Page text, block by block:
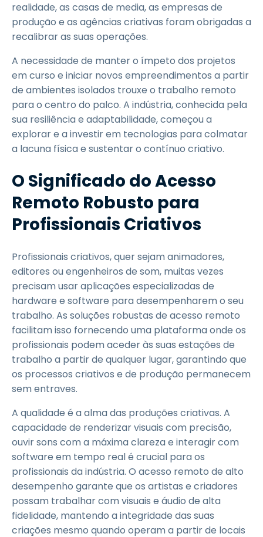
realidade, as casas de media, as empresas de
produção e as agências criativas foram obrigadas a
recalibrar as suas operações.
A necessidade de manter o ímpeto dos projetos
em curso e iniciar novos empreendimentos a partir
de ambientes isolados trouxe o trabalho remoto
para o centro do palco. A indústria, conhecida pela
sua resiliência e adaptabilidade, começou a
explorar e a investir em tecnologias para colmatar
a lacuna física e sustentar o contínuo criativo.
O Significado do Acesso
Remoto Robusto para
Profissionais Criativos
Profissionais criativos, quer sejam animadores,
editores ou engenheiros de som, muitas vezes
precisam usar aplicações especializadas de
hardware e software para desempenharem o seu
trabalho. As soluções robustas de acesso remoto
facilitam isso fornecendo uma plataforma onde os
profissionais podem aceder às suas estações de
trabalho a partir de qualquer lugar, garantindo que
os processos criativos e de produção permanecem
sem entraves.
A qualidade é a alma das produções criativas. A
capacidade de renderizar visuais com precisão,
ouvir sons com a máxima clareza e interagir com
software em tempo real é crucial para os
profissionais da indústria. O acesso remoto de alto
desempenho garante que os artistas e criadores
possam trabalhar com visuais e áudio de alta
fidelidade, mantendo a integridade das suas
criações mesmo quando operam a partir de locais